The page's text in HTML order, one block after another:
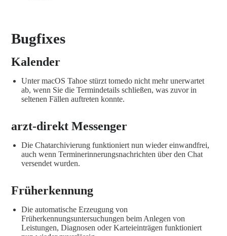
Bugfixes
Kalender
Unter macOS Tahoe stürzt tomedo nicht mehr unerwartet
ab, wenn Sie die Termindetails schließen, was zuvor in
seltenen Fällen auftreten konnte.
arzt-direkt Messenger
Die Chatarchivierung funktioniert nun wieder einwandfrei,
auch wenn Terminerinnerungsnachrichten über den Chat
versendet wurden.
Früherkennung
Die automatische Erzeugung von
Früherkennungsuntersuchungen beim Anlegen von
Leistungen, Diagnosen oder Karteieinträgen funktioniert